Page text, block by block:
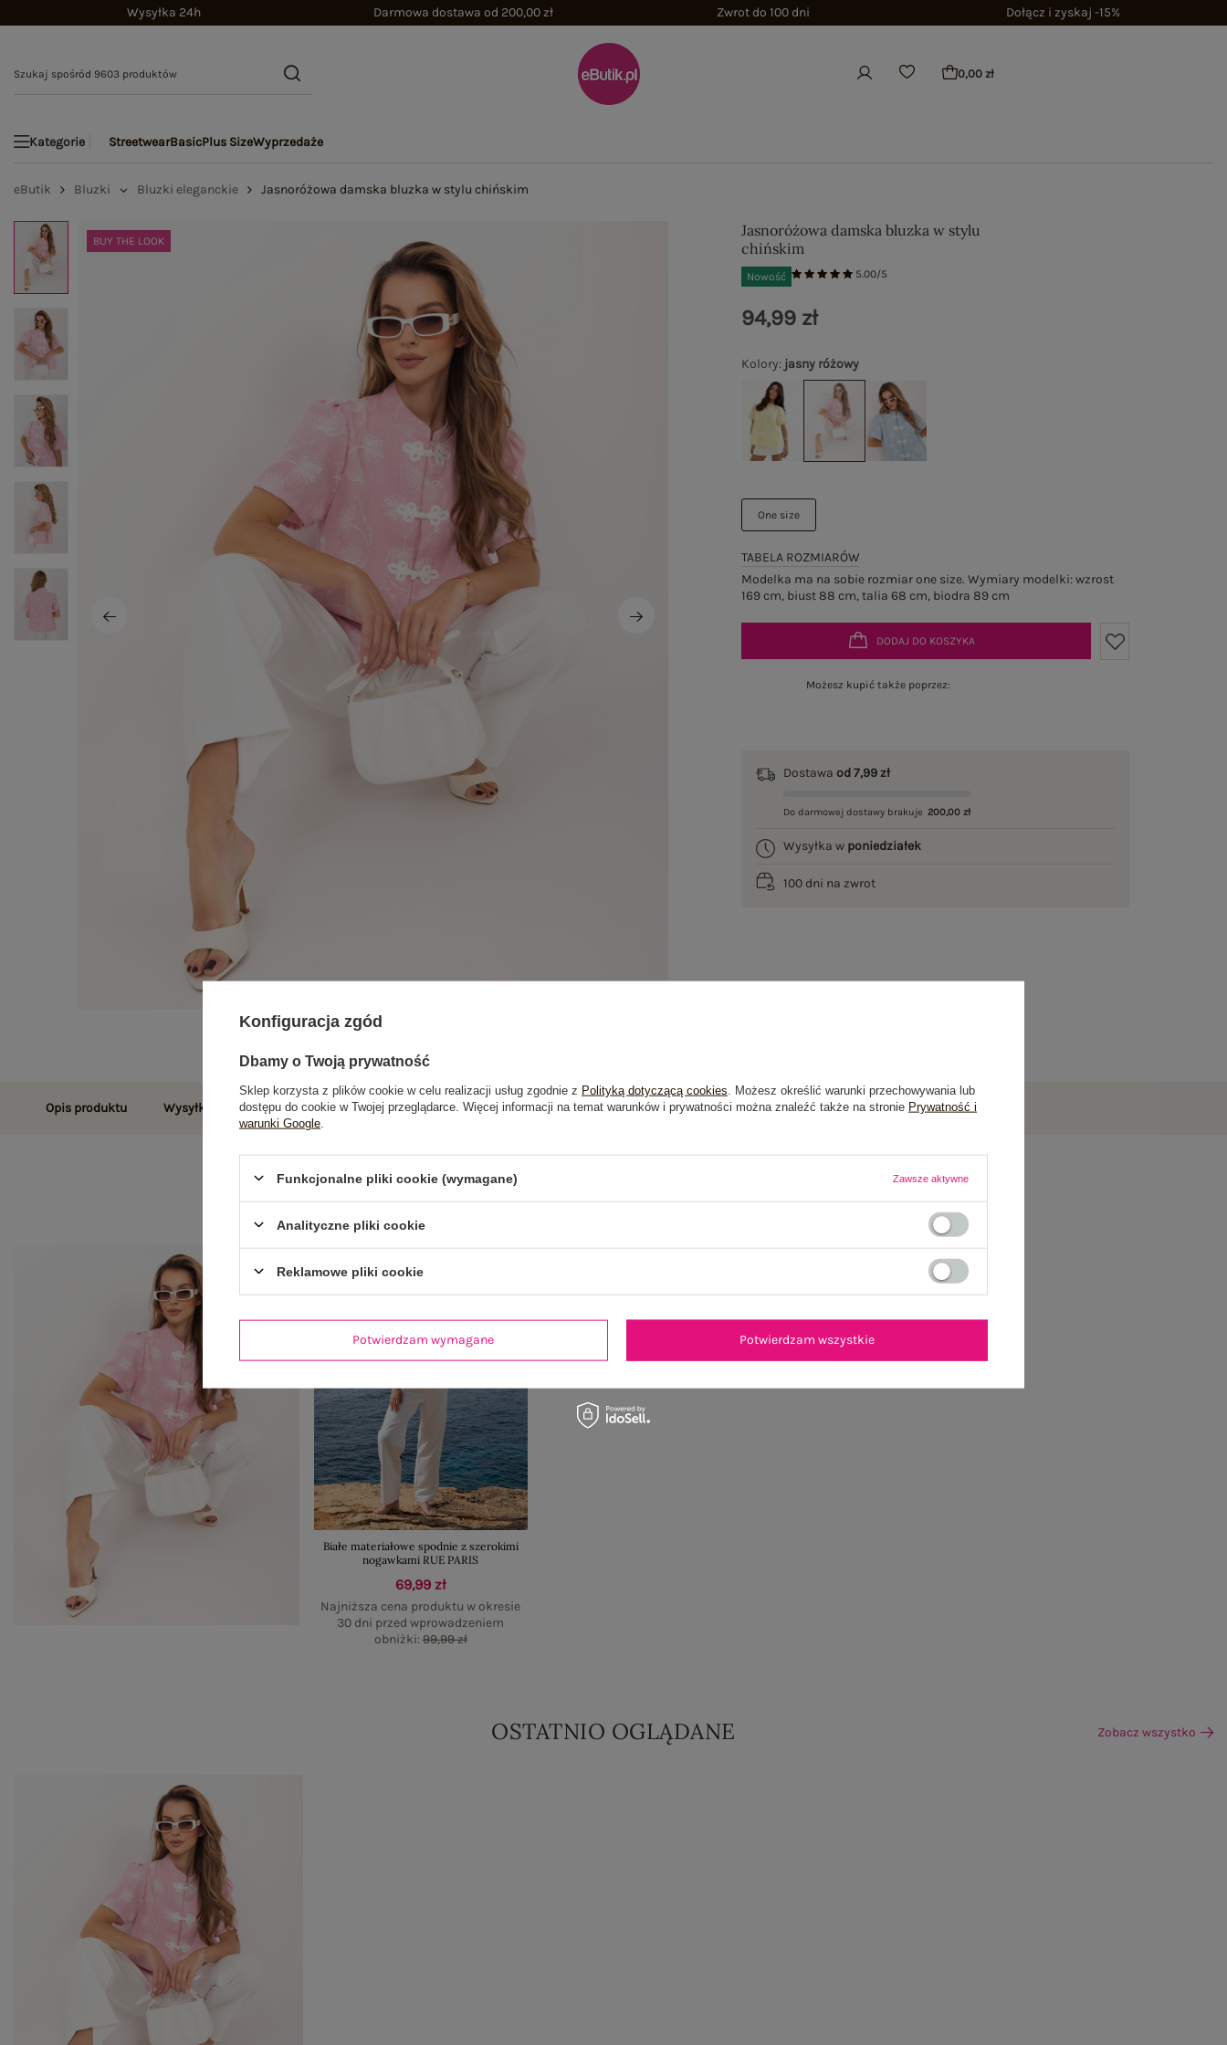
Wysyłka 24h Darmowa dostawa od 200,00 zł Zwrot do 100 dni Dołącz i zyskaj -15%
0,00 zł
Kategorie StreetwearBasicPlus SizeWyprzedaże
eButik Bluzki Bluzki eleganckie Jasnoróżowa damska bluzka w stylu chińskim
BUY THE LOOK
Jasnoróżowa damska bluzka w stylu
chińskim
Nowość 5.00/5
Kolory: jasny różowy
One size
TABELA ROZMIARÓW
Modelka ma na sobie rozmiar one size. Wymiary modelki: wzrost
169 cm, biust 88 cm, talia 68 cm, biodra 89 cm
94,99 zł
DODAJ DO KOSZYKA
Możesz kupić także poprzez:
Dostawaod 7,99 zł
Do darmowej dostawy brakuje 200,00 zł
Wysyłka w poniedziałek
100 dni na zwrot
Opis produktu Wysyłka i dostawa Zwroty i reklamacje Opinie o produkcie(1)
Białe materiałowe spodnie z szerokimi
nogawkami RUE PARIS
69,99 zł
Najniższa cena produktu w okresie
30 dni przed wprowadzeniem
obniżki:99,99 zł
OSTATNIO OGLĄDANE Zobacz wszystko
Konfiguracja zgód
Dbamy o Twoją prywatność
Sklep korzysta z plików cookie w celu realizacji usług zgodnie z Polityką dotyczącą cookies . Możesz określić warunki przechowywania lub
dostępu do cookie w Twojej przeglądarce. Więcej informacji na temat warunków i prywatności można znaleźć także na stronie Prywatność i
warunki Google
Funkcjonalne pliki cookie (wymagane) Zawsze aktywne
Analityczne pliki cookie
Reklamowe pliki cookie
Potwierdzam wymagane Potwierdzam wszystkie